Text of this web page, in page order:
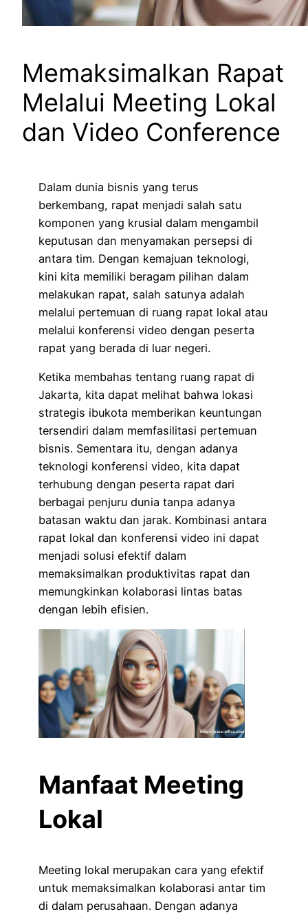
Memaksimalkan Rapat
Melalui Meeting Lokal
dan Video Conference
Dalam dunia bisnis yang terus
berkembang, rapat menjadi salah satu
komponen yang krusial dalam mengambil
keputusan dan menyamakan persepsi di
antara tim. Dengan kemajuan teknologi,
kini kita memiliki beragam pilihan dalam
melakukan rapat, salah satunya adalah
melalui pertemuan di ruang rapat lokal atau
melalui konferensi video dengan peserta
rapat yang berada di luar negeri.
Ketika membahas tentang ruang rapat di
Jakarta, kita dapat melihat bahwa lokasi
strategis ibukota memberikan keuntungan
tersendiri dalam memfasilitasi pertemuan
bisnis. Sementara itu, dengan adanya
teknologi konferensi video, kita dapat
terhubung dengan peserta rapat dari
berbagai penjuru dunia tanpa adanya
batasan waktu dan jarak. Kombinasi antara
rapat lokal dan konferensi video ini dapat
menjadi solusi efektif dalam
memaksimalkan produktivitas rapat dan
memungkinkan kolaborasi lintas batas
dengan lebih efisien.
Manfaat Meeting
Lokal
Meeting lokal merupakan cara yang efektif
untuk memaksimalkan kolaborasi antar tim
di dalam perusahaan. Dengan adanya